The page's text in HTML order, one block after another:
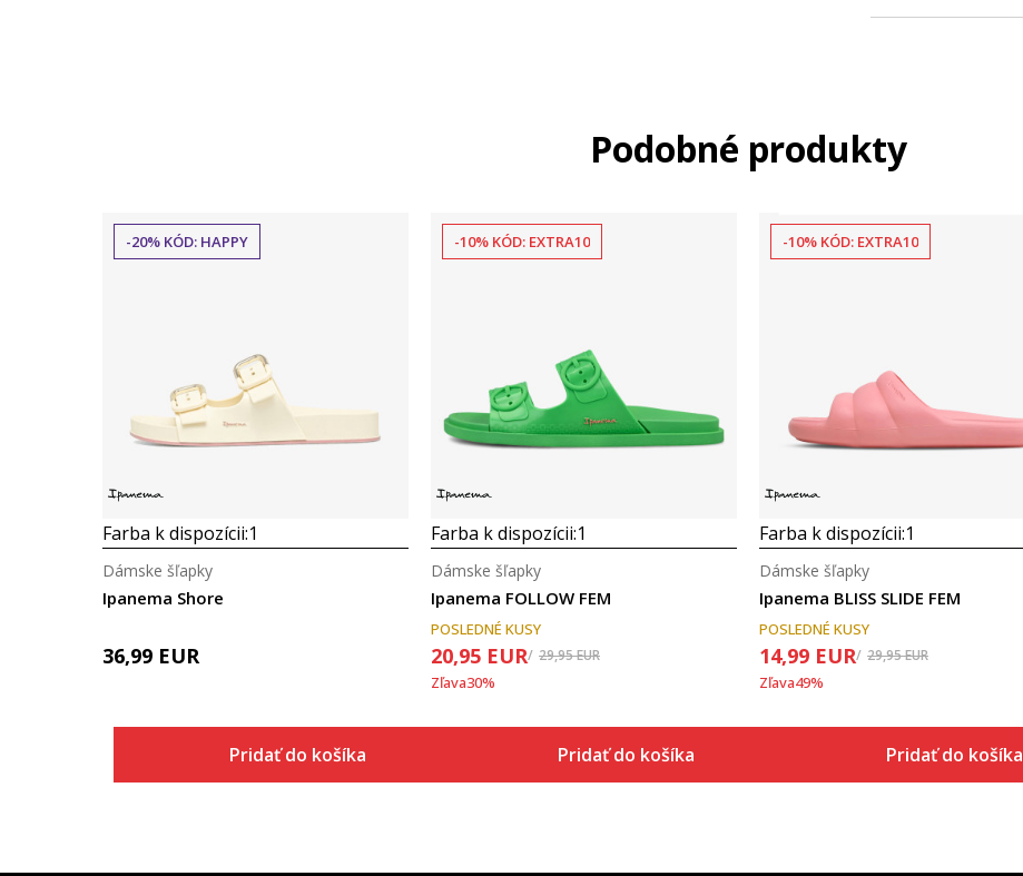
Podobné produkty
-20% KÓD: HAPPY
Farba k dispozícii:1
Ipanema Shore
Dámske šľapky
36,99 EUR
Pridať do košíka
-10% KÓD: EXTRA10
Farba k dispozícii:1
Ipanema FOLLOW FEM
Dámske šľapky
POSLEDNÉ KUSY
20,95 EUR 29,95EUR
Zľava30%
Pridať do košíka
-10% KÓD: EXTRA10
Farba k dispozícii:1
Ipanema BLISS SLIDE FEM
Dámske šľapky
POSLEDNÉ KUSY
14,99 EUR 29,95EUR
Zľava49%
Pridať do košíka